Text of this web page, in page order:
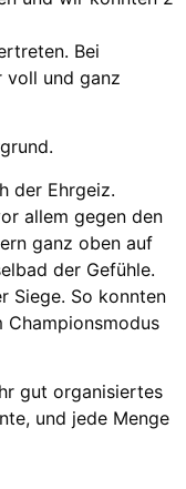
Bei
voll und ganz
der Ehrgeiz.
allem gegen den
ganz oben auf
der Gefühle.
Siege. So konnten
Championsmodus
gut organisiertes
und jede Menge